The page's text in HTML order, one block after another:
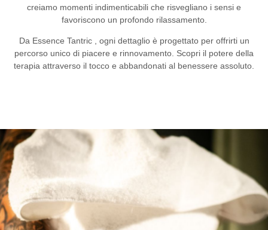
creiamo momenti indimenticabili che risvegliano i sensi e
favoriscono un profondo rilassamento.
Da Essence Tantric, ogni dettaglio è progettato per offrirti un
percorso unico di piacere e rinnovamento. Scopri il potere della
terapia attraverso il tocco e abbandonati al benessere assoluto.